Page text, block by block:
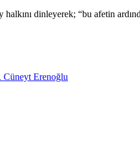
dinleyerek; “bu afetin
Cüneyt Erenoğlu